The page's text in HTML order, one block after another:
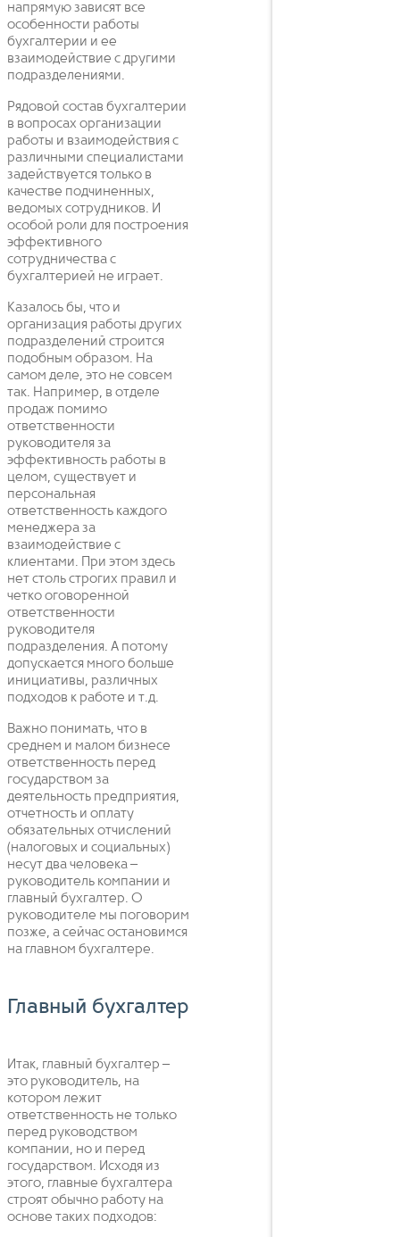
напрямую зависят все
особенности работы
бухгалтерии и ее
взаимодействие с другими
подразделениями.
Рядовой состав бухгалтерии
в вопросах организации
работы и взаимодействия с
различными специалистами
задействуется только в
качестве подчиненных,
ведомых сотрудников. И
особой роли для построения
эффективного
сотрудничества с
бухгалтерией не играет.
Казалось бы, что и
организация работы других
подразделений строится
подобным образом. На
самом деле, это не совсем
так. Например, в отделе
продаж помимо
ответственности
руководителя за
эффективность работы в
целом, существует и
персональная
ответственность каждого
менеджера за
взаимодействие с
клиентами. При этом здесь
нет столь строгих правил и
четко оговоренной
ответственности
руководителя
подразделения. А потому
допускается много больше
инициативы, различных
подходов к работе и т.д.
Важно понимать, что в
среднем и малом бизнесе
ответственность перед
государством за
деятельность предприятия,
отчетность и оплату
обязательных отчислений
(налоговых и социальных)
несут два человека –
руководитель компании и
главный бухгалтер. О
руководителе мы поговорим
позже, а сейчас остановимся
на главном бухгалтере.
Главный бухгалтер
Итак, главный бухгалтер –
это руководитель, на
котором лежит
ответственность не только
перед руководством
компании, но и перед
государством. Исходя из
этого, главные бухгалтера
строят обычно работу на
основе таких подходов: